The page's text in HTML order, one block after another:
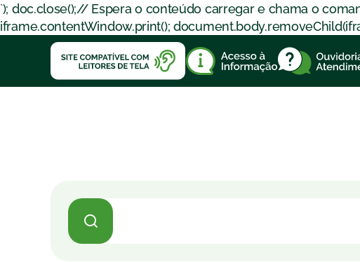
`); doc.close();// Espera o conteúdo carregar e chama o
iframe.contentWindow.print();